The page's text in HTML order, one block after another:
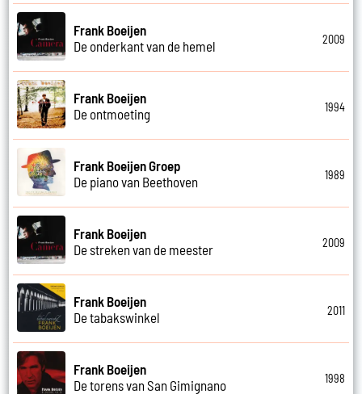
Frank Boeijen
De onderkant van de hemel
2009
Frank Boeijen
De ontmoeting
1994
Frank Boeijen Groep
De piano van Beethoven
1989
Frank Boeijen
De streken van de meester
2009
Frank Boeijen
De tabakswinkel
2011
Frank Boeijen
De torens van San Gimignano
1998